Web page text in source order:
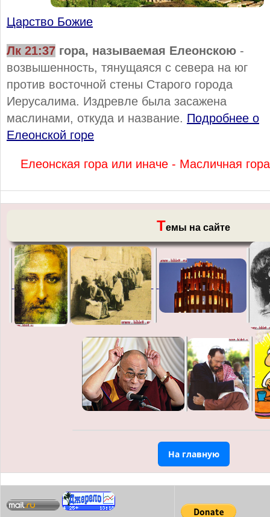
Царство Божие
Лк 21:37 гора, называемая Елеонскою -
возвышенность, тянущаяся с севера на юг
против восточной стены Старого города
Иерусалима. Издревле была засажена
маслинами, откуда и название. Подробнее о
Елеонской горе
Елеонская гора или иначе - Масличная гора
Темы на сайте
На главную